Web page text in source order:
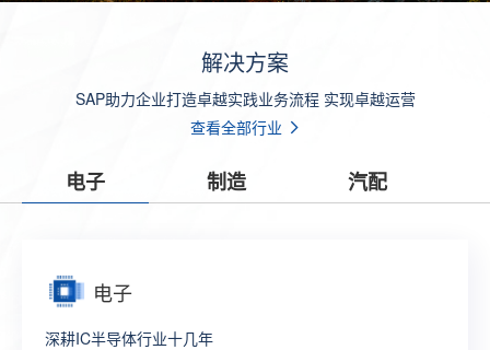
解决方案
SAP助力企业打造卓越实践业务流程 实现卓越运营
查看全部行业
电子 制造 汽配
电子
深耕IC半导体行业十几年
制造
制造行业全供应链ERP流程方案
汽配
打造生产全程一体化全业务链SAP解决方案
零售
一款端到端闭环式的新零售一体化SAP解决方案
贸易
为外贸企业提供管理及运营一体化的ERP深度解决方案，让